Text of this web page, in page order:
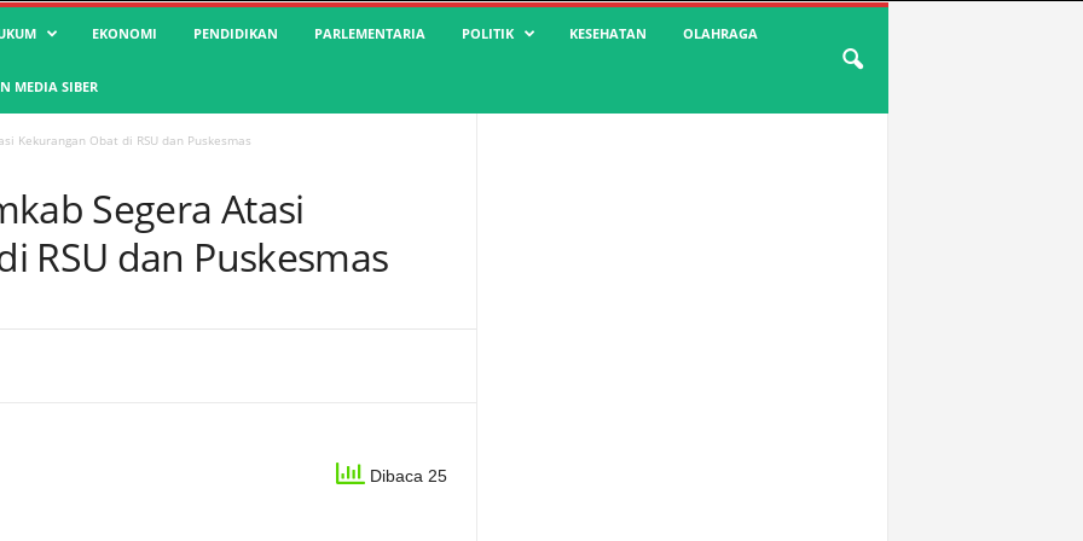
EKONOMI PENDIDIKAN PARLEMENTARIA POLITIK KESEHATAN OLAHRAGA
MEDIA SIBER
Kekurangan Obat di RSU dan Puskesmas
Segera Atasi
RSU dan Puskesmas
Dibaca 25